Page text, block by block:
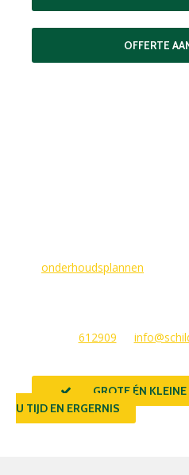
OFFERTE
onderhoudsplannen
612909
GROTE ÉN KLEINE
U TIJD EN ERGERNIS